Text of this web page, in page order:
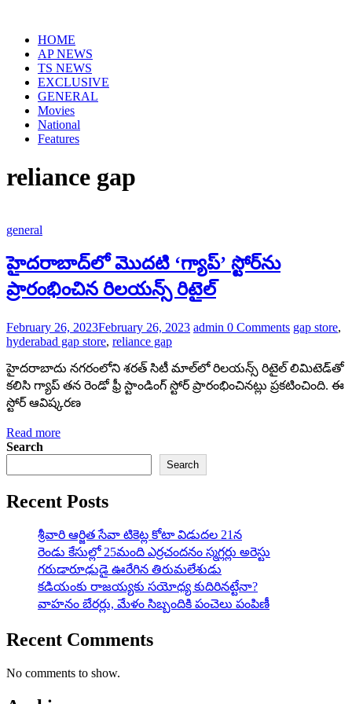
contentHOME
AP NEWS
TS NEWS
EXCLUSIVE
GENERAL
Movies
National
Features
reliance gap
general
హైదరాబాద్‌లో మొదటి ‘గ్యాప్’ స్టోర్‌ను
ప్రారంభించిన రిలయన్స్ రిటైల్
February 26, 2023February 26, 2023 admin 0 Comments gap store,
hyderabad gap store, reliance gap
హైదరాబాదు న‌గ‌రంలోని శ‌ర‌త్ సిటీ మాల్‌లో రిల‌య‌న్స్ రిటైల్ లిమిటెడ్‌తో
క‌లిసి గ్యాప్‌ త‌న రెండో ఫ్రీ స్టాండింగ్ స్టోర్ ప్రారంభించిన‌ట్లు ప్ర‌క‌టించింది. ఈ
స్టోర్ ఆవిష్క‌ర‌ణ
Read more
Search
Search
Recent Posts
శ్రీవారి ఆర్జిత సేవా టికెట్ల కోటా విడుదల 21న
రెండు కేసుల్లో 25మంది ఎర్రచందనం స్మగ్లర్లు అరెస్టు
గరుడారూఢుడై ఊరేగిన తిరుమలేశుడు
కడియంకు రాజయ్యకు సయోధ్య కుదిరినట్టేనా?
వాహ‌నం బేర‌ర్లు, మేళం సిబ్బందికి పంచెలు పంపిణీ
Recent Comments
No comments to show.